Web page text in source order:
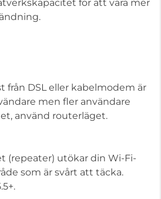
för att vara mer
från DSL eller kabelmodem är
men fler användare
använd routerläget.
(repeater) utökar din Wi-Fi-
som är svårt att täcka.